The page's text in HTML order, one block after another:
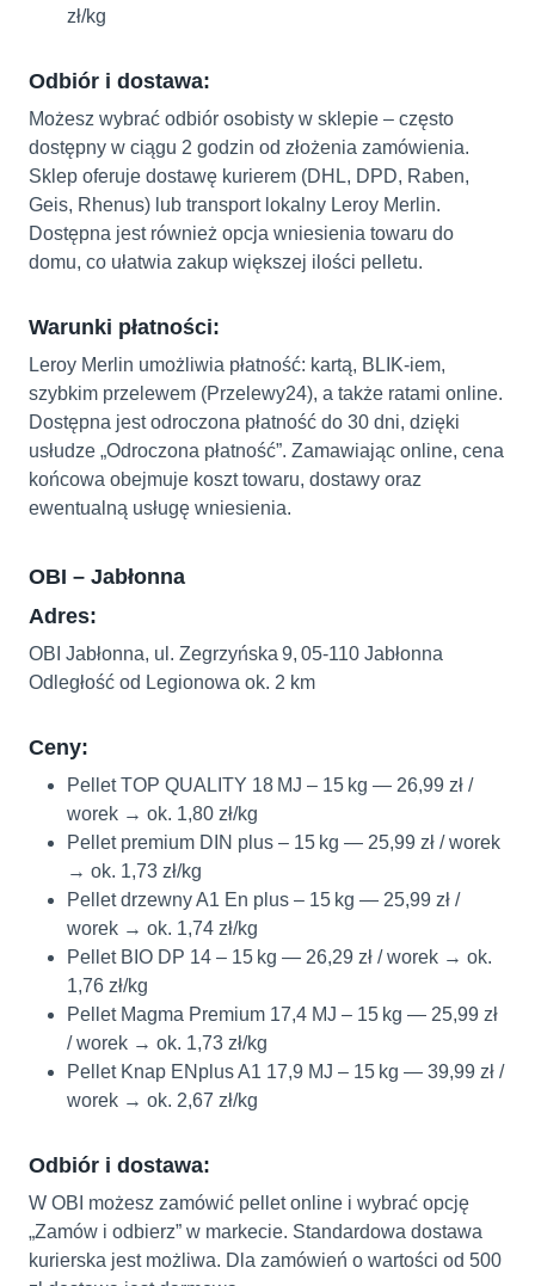
zł/kg
Odbiór i dostawa:
Możesz wybrać odbiór osobisty w sklepie – często
dostępny w ciągu 2 godzin od złożenia zamówienia.
Sklep oferuje dostawę kurierem (DHL, DPD, Raben,
Geis, Rhenus) lub transport lokalny Leroy Merlin.
Dostępna jest również opcja wniesienia towaru do
domu, co ułatwia zakup większej ilości pelletu.
Warunki płatności:
Leroy Merlin umożliwia płatność: kartą, BLIK-iem,
szybkim przelewem (Przelewy24), a także ratami online.
Dostępna jest odroczona płatność do 30 dni, dzięki
usłudze „Odroczona płatność”. Zamawiając online, cena
końcowa obejmuje koszt towaru, dostawy oraz
ewentualną usługę wniesienia.
OBI – Jabłonna
Adres:
OBI Jabłonna, ul. Zegrzyńska 9, 05‑110 Jabłonna
Odległość od Legionowa ok. 2 km
Ceny:
Pellet TOP QUALITY 18 MJ – 15 kg — 26,99 zł /
worek → ok. 1,80 zł/kg
Pellet premium DIN plus – 15 kg — 25,99 zł / worek
→ ok. 1,73 zł/kg
Pellet drzewny A1 En plus – 15 kg — 25,99 zł /
worek → ok. 1,74 zł/kg
Pellet BIO DP 14 – 15 kg — 26,29 zł / worek → ok.
1,76 zł/kg
Pellet Magma Premium 17,4 MJ – 15 kg — 25,99 zł
/ worek → ok. 1,73 zł/kg
Pellet Knap ENplus A1 17,9 MJ – 15 kg — 39,99 zł /
worek → ok. 2,67 zł/kg
Odbiór i dostawa:
W OBI możesz zamówić pellet online i wybrać opcję
„Zamów i odbierz” w markecie. Standardowa dostawa
kurierska jest możliwa. Dla zamówień o wartości od 500